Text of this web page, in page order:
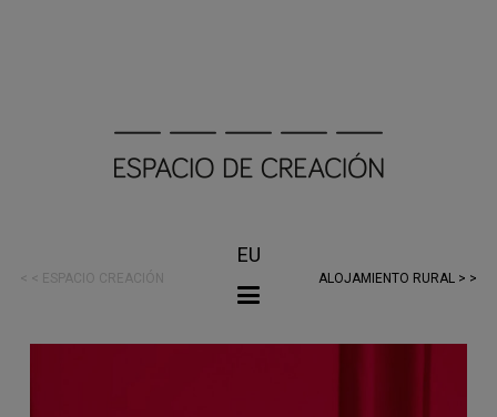
< < ESPACIO CREACIÓN
EU
ALOJAMIENTO RURAL > >